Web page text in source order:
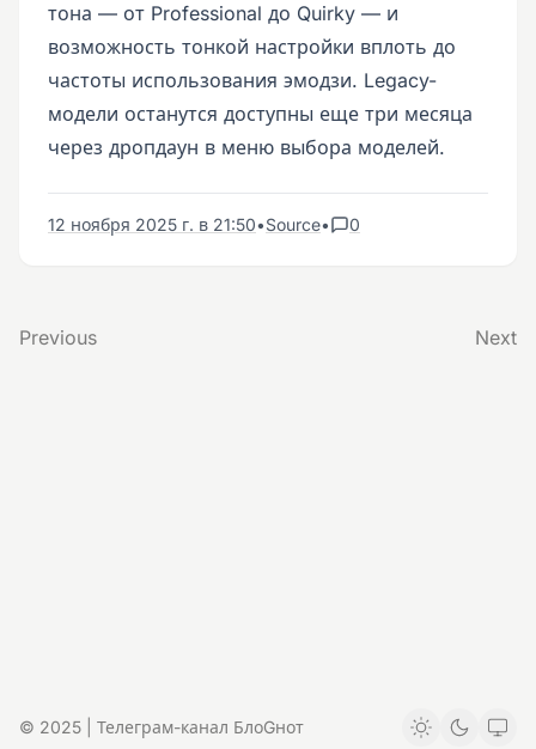
тона — от Professional до Quirky — и
возможность тонкой настройки вплоть до
частоты использования эмодзи. Legacy-
модели останутся доступны еще три месяца
через дропдаун в меню выбора моделей.
12 ноября 2025 г. в 21:50•Source• 0
Previous Next
© 2025 | Телеграм-канал БлоGнот